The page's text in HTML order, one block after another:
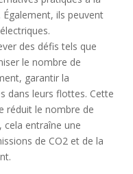
ils peuvent
des défis tels que
le nombre de
garantir la
dans leurs flottes. Cette
réduit le nombre de
cela entraîne une
de CO2 et de la